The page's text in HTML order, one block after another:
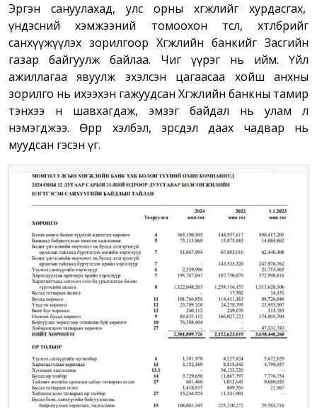
Эргэн сануулахад, улс орны хөгжлийг хурдасгах,
үндэсний хэмжээний томоохон төсөл, хөтөлбөрийг
санхүүжүүлэх зорилгоор Хөгжлийн банкийг Засгийн
газар байгуулж байлаа. Чиг үүрэг нь ийм. Үйл
ажиллагаа явуулж эхэлсэн цагаасаа хойш анхны
зорилго нь ихээхэн гажуудсан Хөгжлийн банкны тамир
тэнхээ өнөө шавхагдаж, эмзэг байдал нь улам л
нэмэгджээ. Өөрөөр хэлбэл, эрсдэл даах чадвар нь
муудсан гэсэн үг.